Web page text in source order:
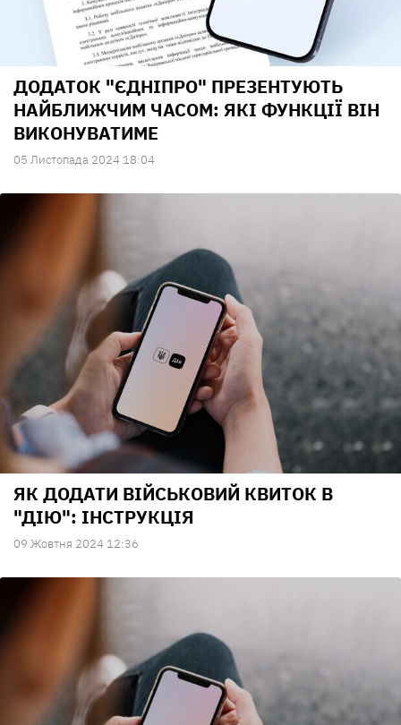
ДОДАТОК "ЄДНІПРО" ПРЕЗЕНТУЮТЬ
НАЙБЛИЖЧИМ ЧАСОМ: ЯКІ ФУНКЦІЇ ВІН
ВИКОНУВАТИМЕ
05 Листопада 2024 18:04
ЯК ДОДАТИ ВІЙСЬКОВИЙ КВИТОК В
"ДІЮ": ІНСТРУКЦІЯ
09 Жовтня 2024 12:36